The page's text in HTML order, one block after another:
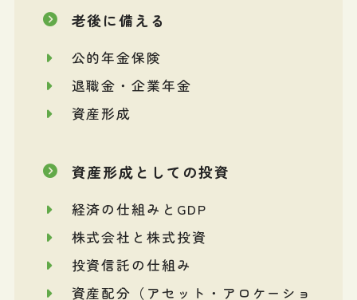
老後に備える
公的年金保険
退職金・企業年金
資産形成
資産形成としての投資
経済の仕組みとGDP
株式会社と株式投資
投資信託の仕組み
資産配分（アセット・アロケーショ